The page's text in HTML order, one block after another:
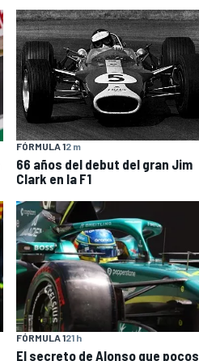
FÓRMULA 12 m
66 años del debut del gran Jim
Clark en la F1
FÓRMULA 121 h
El secreto de Alonso que pocos